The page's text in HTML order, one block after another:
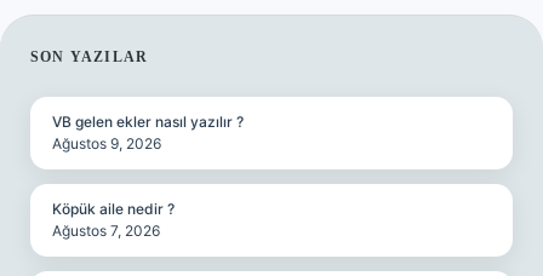
SIDEBAR
SON YAZILAR
VB gelen ekler nasıl yazılır ?
Ağustos 9, 2026
Köpük aile nedir ?
Ağustos 7, 2026